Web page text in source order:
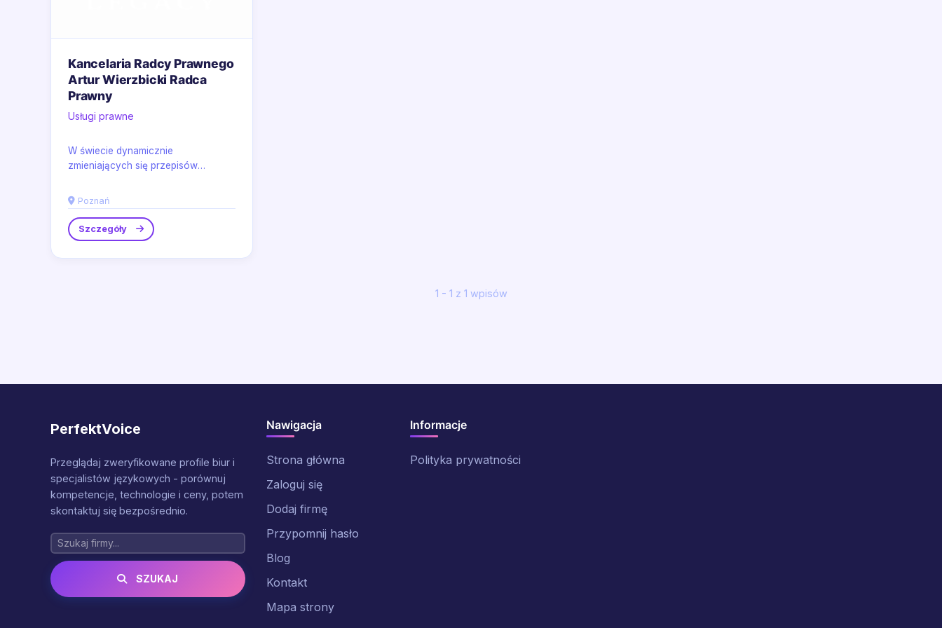
Kancelaria Radcy Prawnego
Artur Wierzbicki Radca
Prawny
Usługi prawne
W świecie dynamicznie
zmieniających się przepisów
profesjonalistów staje się...
Poznań
Szczegóły
1 - 1 z 1 wpisów
PerfektVoice
Przeglądaj zweryfikowane profile biur i
specjalistów językowych - porównuj
kompetencje, technologie i ceny, potem
skontaktuj się bezpośrednio.
SZUKAJ
Nawigacja
Strona główna
Zaloguj się
Dodaj firmę
Przypomnij hasło
Blog
Kontakt
Mapa strony
Informacje
Polityka prywatności